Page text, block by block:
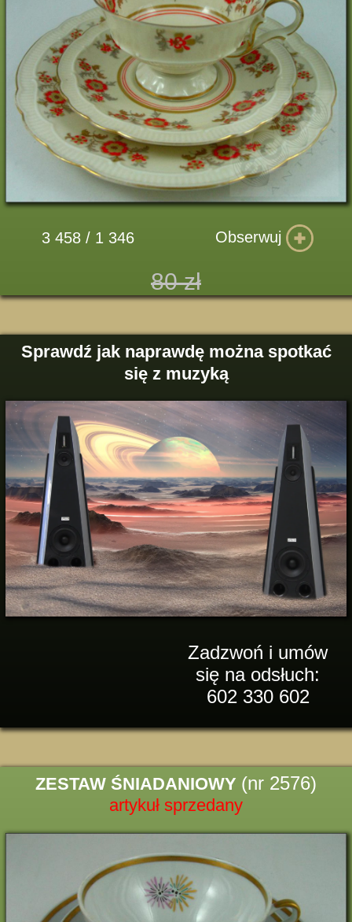
3 458 / 1 346 Obserwuj
80 zł
Sprawdź jak naprawdę można spotkać
się z muzyką
Zadzwoń i umów
się na odsłuch:
602 330 602
ZESTAW ŚNIADANIOWY (nr 2576)
artykuł sprzedany